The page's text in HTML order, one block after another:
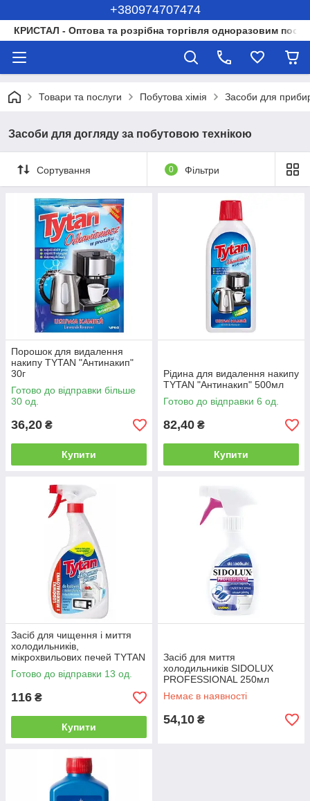
+380974707474
КРИСТАЛ - Оптова та розрібна торгівля одноразовим
Товари та послуги Побутова хімія Засоби для
Засоби для догляду за побутовою технікою
Сортування 0 Фільтри
Порошок для видалення
накипу TYTAN "Антинакип"
30г
Готово до відправки більше
30 од.
36,20 ₴
Купити
Рідина для видалення накипу
TYTAN "Антинакип" 500мл
Готово до відправки 6 од.
82,40 ₴
Купити
Засіб для чищення і миття
холодильників,
мікрохвильових печей TYTAN
500мл
Готово до відправки 13 од.
116 ₴
Купити
Засіб для миття
холодильників SIDOLUX
PROFESSIONAL 250мл
Немає в наявності
54,10 ₴